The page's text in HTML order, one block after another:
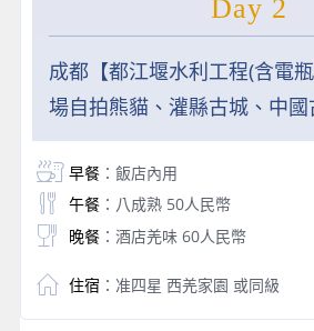
Day 2
成都【都江堰水利工程(含電
場自拍熊貓、灌縣古城、中
早餐：飯店內用
午餐：八成熟 50人民幣
晚餐：酒店羌味 60人民幣
住宿 ：准四星 西羌家園 或同級